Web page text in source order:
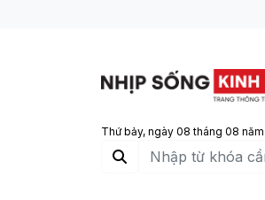
Thứ bảy, ngày 08 tháng 08